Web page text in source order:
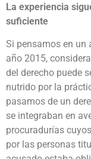
La experiencia
suficiente
Si pensamos en un
año 2015,
del derecho puede
nutrido por la
pasamos de un
se integraban en
procuradurías
por las personas